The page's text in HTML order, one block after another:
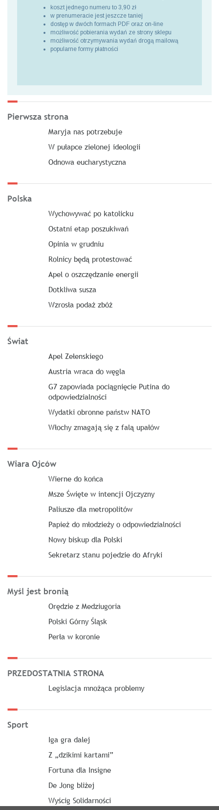
koszt jednego numeru to 3,90 zł
w prenumeracie jest jeszcze taniej
dostęp w dwóch formach PDF oraz on-line
możliwość pobierania wydań ze strony sklepu
możliwość otrzymywania wydań drogą mailową
popularne formy płatności
Pierwsza strona
Maryja nas potrzebuje
W pułapce zielonej ideologii
Odnowa eucharystyczna
Polska
Wychowywać po katolicku
Ostatni etap poszukiwań
Opinia w grudniu
Rolnicy będą protestować
Apel o oszczędzanie energii
Dotkliwa susza
Wzrosła podaż zbóż
Świat
Apel Zełenskiego
Austria wraca do węgla
G7 zapowiada pociągnięcie Putina do
odpowiedzialności
Wydatki obronne państw NATO
Włochy zmagają się z falą upałów
Wiara Ojców
Wierne do końca
Msze Święte w intencji Ojczyzny
Paliusze dla metropolitów
Papież do młodzieży o odpowiedzialności
Nowy biskup dla Polski
Sekretarz stanu pojedzie do Afryki
Myśl jest bronią
Orędzie z Medziugoria
Polski Górny Śląsk
Perła w koronie
PRZEDOSTATNIA STRONA
Legislacja mnożąca problemy
Sport
Iga gra dalej
Z „dzikimi kartami”
Fortuna dla Insigne
De Jong bliżej
Wyścig Solidarności